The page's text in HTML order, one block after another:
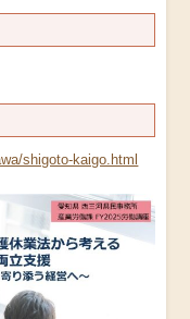
shigoto-kaigo.html